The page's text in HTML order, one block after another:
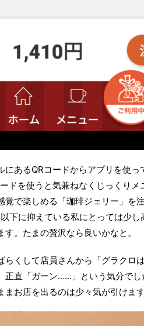
にあるQRコードからアプリを使
ドを使うと気兼ねなくじっくり
覚で楽しめる「珈琲ジェリー」を
下に抑えている私にとっては少
す。たまの贅沢なら良いかなと。
らくして店員さんから「グラクロ
正直「ガーン……」という気分で
お店を出るのは少々気が引けます